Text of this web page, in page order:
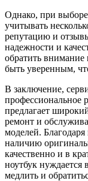
Однако, при выборе
учитывать
репутацию и
надежности и
обратить
быть уверенным,
В заключение,
профессиональное
предлагает
ремонт и
моделей.
наличию
качественно и в
ноутбук нуждается
медлить и